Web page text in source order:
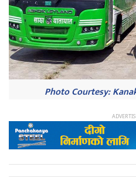
Photo Courtesy: